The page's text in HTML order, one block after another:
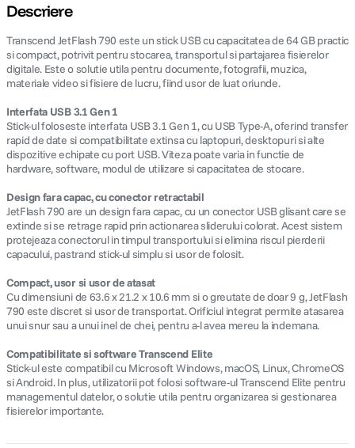
5. canon sx740 hs
6. lavaliera
7. card memorie
8. dji mic mini
9 . dji osmo
10. insta 360
Descriere
Transcend JetFlash 790 este un stick USB cu capacitatea de 64 GB practic
si compact, potrivit pentru stocarea, transportul si partajarea fisierelor
digitale. Este o solutie utila pentru documente, fotografii, muzica,
materiale video si fisiere de lucru, fiind usor de luat oriunde.
Interfata USB 3.1 Gen 1
Stick-ul foloseste interfata USB 3.1 Gen 1, cu USB Type-A, oferind transfer
rapid de date si compatibilitate extinsa cu laptopuri, desktopuri si alte
dispozitive echipate cu port USB. Viteza poate varia in functie de
hardware, software, modul de utilizare si capacitatea de stocare.
Design fara capac, cu conector retractabil
JetFlash 790 are un design fara capac, cu un conector USB glisant care se
extinde si se retrage rapid prin actionarea sliderului colorat. Acest sistem
protejeaza conectorul in timpul transportului si elimina riscul pierderii
capacului, pastrand stick-ul simplu si usor de folosit.
Compact, usor si usor de atasat
Cu dimensiuni de 63.6 x 21.2 x 10.6 mm si o greutate de doar 9 g, JetFlash
790 este discret si usor de transportat. Orificiul integrat permite atasarea
unui snur sau a unui inel de chei, pentru a-l avea mereu la indemana.
Compatibilitate si software Transcend Elite
Stick-ul este compatibil cu Microsoft Windows, macOS, Linux, ChromeOS
si Android. In plus, utilizatorii pot folosi software-ul Transcend Elite pentru
managementul datelor, o solutie utila pentru organizarea si gestionarea
fisierelor importante.